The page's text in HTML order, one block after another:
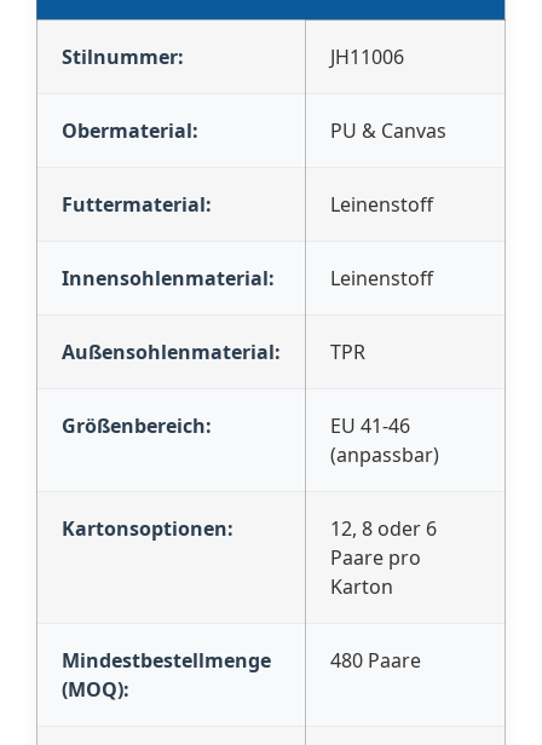
Stilnummer: JH11006
Obermaterial: PU & Canvas
Futtermaterial: Leinenstoff
Innensohlenmaterial: Leinenstoff
Außensohlenmaterial: TPR
Größenbereich:
EU 41-46
(anpassbar)
Kartonsoptionen:
12, 8 oder 6
Paare pro
Karton
Mindestbestellmenge
(MOQ):
480 Paare